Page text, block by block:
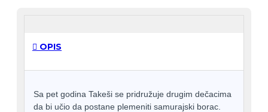
OPIS
Sa pet godina Takeši se pridružuje drugim dečacima
da bi učio da postane plemeniti samurajski borac.